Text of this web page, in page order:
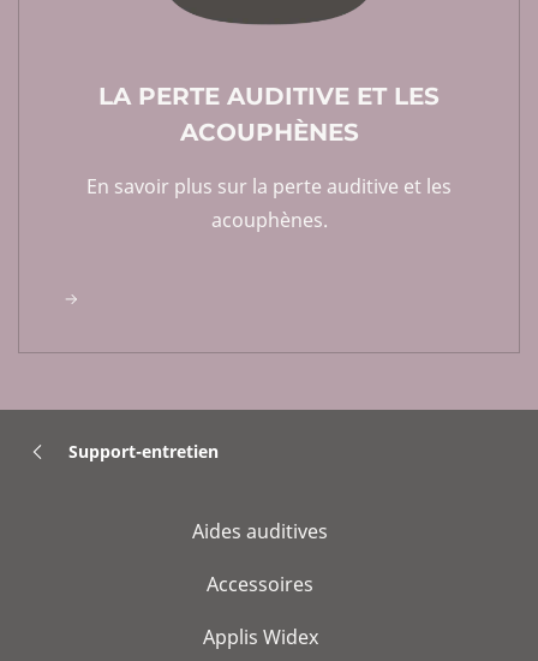
LA PERTE AUDITIVE ET LES
ACOUPHÈNES
En savoir plus sur la perte auditive et les
acouphènes.
Support-entretien
Aides auditives
Accessoires
Applis Widex